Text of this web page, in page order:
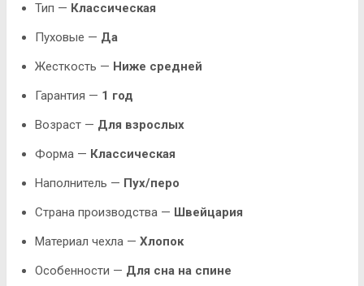
Тип — Классическая
Пуховые — Да
Жесткость — Ниже средней
Гарантия — 1 год
Возраст — Для взрослых
Форма — Классическая
Наполнитель — Пух/перо
Страна производства — Швейцария
Материал чехла — Хлопок
Особенности — Для сна на спине